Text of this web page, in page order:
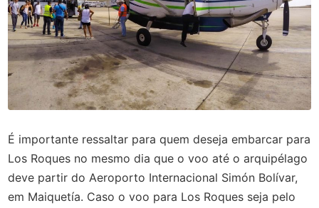
É importante ressaltar para quem deseja embarcar para
Los Roques no mesmo dia que o voo até o arquipélago
deve partir do Aeroporto Internacional Simón Bolívar,
em Maiquetía. Caso o voo para Los Roques seja pelo